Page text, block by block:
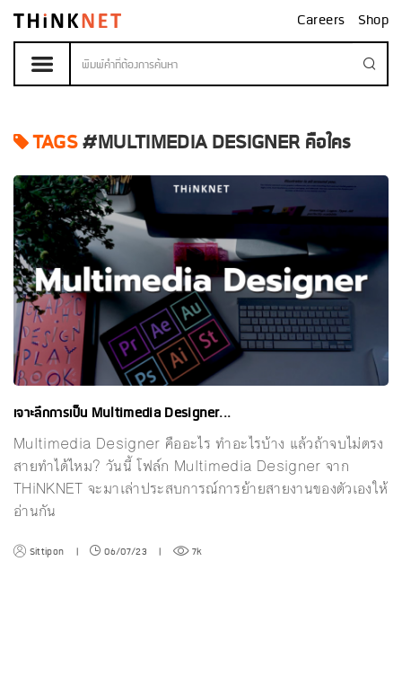
Careers Shop
TAGS#MULTIMEDIA DESIGNER คือใคร
เจาะลึกการเป็น Multimedia Designer...
Multimedia Designer คืออะไร ทำอะไรบ้าง แล้วถ้าจบไม่ตรง
สายทำได้ไหม? วันนี้ โฟล์ก Multimedia Designer จาก
THiNKNET จะมาเล่าประสบการณ์การย้ายสายงานของตัวเองให้
อ่านกัน
Sittipon | 06/07/23 | 7k